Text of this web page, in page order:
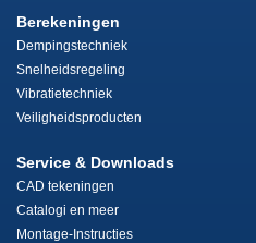
Berekeningen
Dempingstechniek
Snelheidsregeling
Vibratietechniek
Veiligheidsproducten
Service & Downloads
CAD tekeningen
Catalogi en meer
Montage-Instructies